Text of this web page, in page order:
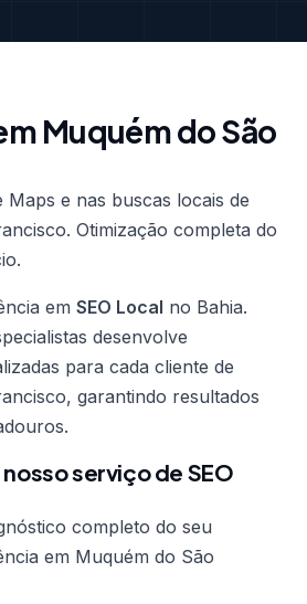
Muquém do São
e nas buscas locais de
Otimização completa do
em SEO Local no Bahia.
desenvolve
para cada cliente de
garantindo resultados
serviço de SEO
completo do seu
em Muquém do São